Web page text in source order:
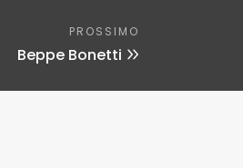
PROSSIMO
Beppe Bonetti